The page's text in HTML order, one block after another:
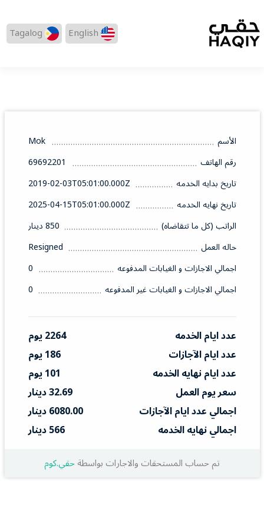
English
Tagalog
الأسم
Mok
رقم الهاتف
69692201
تاريخ بدايه الخدمه
2019-02-03T05:01:00.000Z
تاريخ نهايه الخدمه
2025-04-15T05:01:00.000Z
الراتب (كل ما تتقاضاه)
850 دينار
حاله العمل
Resigned
اجمالي الاجازات و الغيابات المدفوعه
0
اجمالي الاجازات و الغيابات غير المدفوعه
0
عدد ايام الخدمه
2264 يوم
عدد ايام الآجازات
186 يوم
عدد ايام نهايه الخدمه
101 يوم
سعر يوم العمل
32.69 دينار
اجمالي عدد ايام الآجازات
6080.00 دينار
اجمالي نهايه الخدمه
566 دينار
تم حساب المستحقات والاجارات بواسطةحقي.كوم